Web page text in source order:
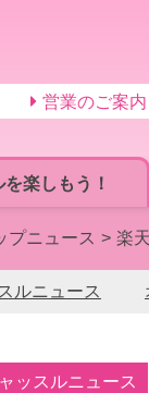
楽しもう！
営業のご案内
プニュース 楽
ルニュース
ッスルニュース